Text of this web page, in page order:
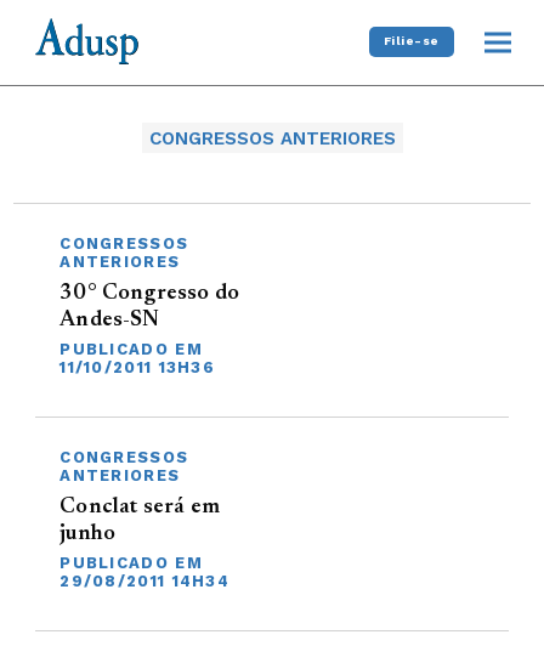
Filie-se
CONGRESSOS ANTERIORES
CONGRESSOS
ANTERIORES
30° Congresso do
Andes-SN
PUBLICADO EM
11/10/2011 13H36
CONGRESSOS
ANTERIORES
Conclat será em
junho
PUBLICADO EM
29/08/2011 14H34